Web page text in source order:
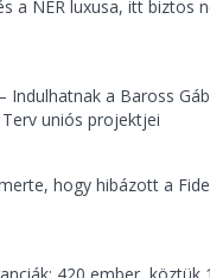
a NER luxusa, itt biztos
Indulhatnak a Baross
uniós projektjei
hogy hibázott a